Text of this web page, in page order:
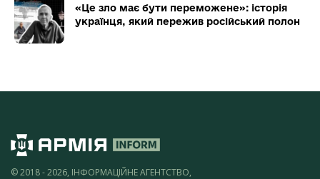
«Це зло має бути переможене»: історія
українця, який пережив російський полон
© 2018 - 2026, ІНФОРМАЦІЙНЕ АГЕНТСТВО,